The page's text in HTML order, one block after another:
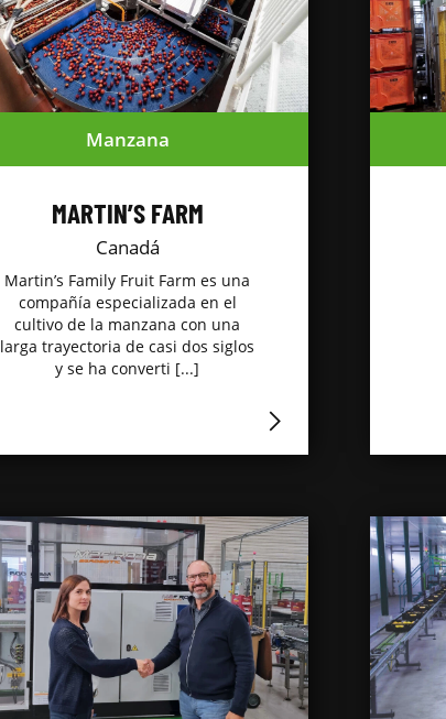
Manzana
MARTIN’S FARM
Canadá
Martin’s Family Fruit Farm es una
compañía especializada en el
cultivo de la manzana con una
larga trayectoria de casi dos siglos
y se ha converti [...]